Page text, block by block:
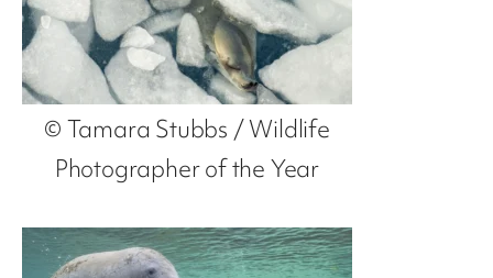
© Tamara Stubbs / Wildlife
Photographer of the Year